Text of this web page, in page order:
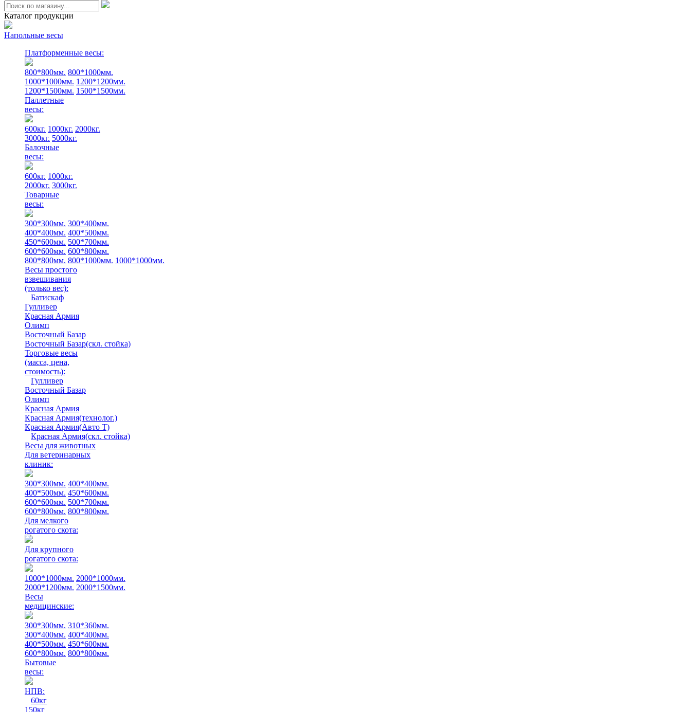
Каталог продукции
Напольные весы
Платформенные весы:
800*800мм. 800*1000мм.
1000*1000мм. 1200*1200мм.
1200*1500мм. 1500*1500мм.
Паллетные
весы:
600кг. 1000кг. 2000кг.
3000кг. 5000кг.
Балочные
весы:
600кг. 1000кг.
2000кг. 3000кг.
Товарные
весы:
300*300мм. 300*400мм.
400*400мм. 400*500мм.
450*600мм. 500*700мм.
600*600мм. 600*800мм.
800*800мм. 800*1000мм. 1000*1000мм.
Весы простого
взвешивания
(только вес):
Батискаф
Гулливер
Красная Армия
Олимп
Восточный Базар
Восточный Базар(скл. стойка)
Торговые весы
(масса, цена,
стоимость):
Гулливер
Восточный Базар
Олимп
Красная Армия
Красная Армия(технолог.)
Красная Армия(Авто Т)
Красная Армия(скл. стойка)
Весы для животных
Для ветеринарных
клиник:
300*300мм. 400*400мм.
400*500мм. 450*600мм.
600*600мм. 500*700мм.
600*800мм. 800*800мм.
Для мелкого
рогатого скота:
Для крупного
рогатого скота:
1000*1000мм. 2000*1000мм.
2000*1200мм. 2000*1500мм.
Весы
медицинские:
300*300мм. 310*360мм.
300*400мм. 400*400мм.
400*500мм. 450*600мм.
600*800мм. 800*800мм.
Бытовые
весы:
НПВ:
60кг
150кг